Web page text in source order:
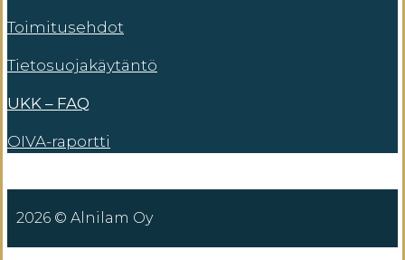
Toimitusehdot
Tietosuojakäytäntö
UKK – FAQ
OIVA-raportti
2026 © Alnilam Oy